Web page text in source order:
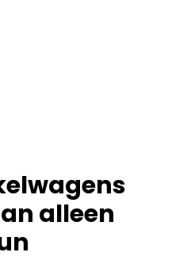
alleen